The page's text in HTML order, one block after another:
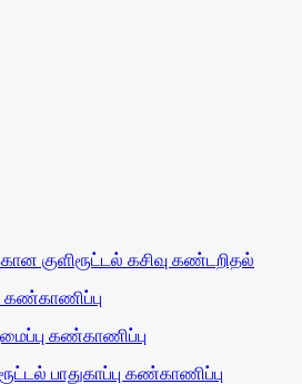
குளிரூட்டல் கசிவு கண்டறிதல்
கண்காணிப்பு
கண்காணிப்பு
பாதுகாப்பு கண்காணிப்பு